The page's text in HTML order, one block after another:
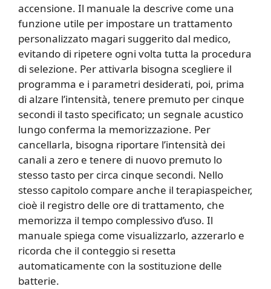
accensione. Il manuale la descrive come una
funzione utile per impostare un trattamento
personalizzato magari suggerito dal medico,
evitando di ripetere ogni volta tutta la procedura
di selezione. Per attivarla bisogna scegliere il
programma e i parametri desiderati, poi, prima
di alzare l’intensità, tenere premuto per cinque
secondi il tasto specificato; un segnale acustico
lungo conferma la memorizzazione. Per
cancellarla, bisogna riportare l’intensità dei
canali a zero e tenere di nuovo premuto lo
stesso tasto per circa cinque secondi. Nello
stesso capitolo compare anche il terapiaspeicher,
cioè il registro delle ore di trattamento, che
memorizza il tempo complessivo d’uso. Il
manuale spiega come visualizzarlo, azzerarlo e
ricorda che il conteggio si resetta
automaticamente con la sostituzione delle
batterie.